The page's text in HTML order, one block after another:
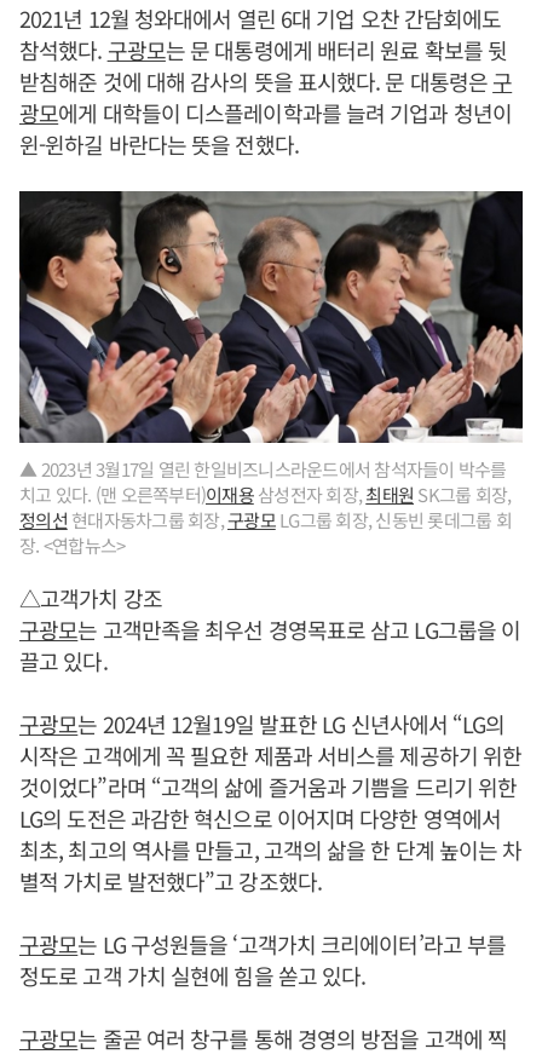
2021년 12월 청와대에서 열린 6대 기업 오찬 간담회에도
참석했다. 구광모는 문 대통령에게 배터리 원료 확보를 뒷
받침해준 것에 대해 감사의 뜻을 표시했다. 문 대통령은구
광모에게 대학들이 디스플레이학과를 늘려 기업과 청년이
윈-윈하길 바란다는 뜻을 전했다.
▲ 2023년 3월17일 열린 한일비즈니스라운드에서 참석자들이 박수를
치고 있다. (맨 오른쪽부터)이재용삼성전자 회장,최태원 SK그룹 회장,
정의선 현대자동차그룹 회장,구광모LG그룹 회장, 신동빈 롯데그룹 회
장. <연합뉴스>
△고객가치 강조
구광모는 고객만족을 최우선 경영목표로 삼고 LG그룹을 이
끌고 있다.
구광모는 2024년 12월19일 발표한 LG 신년사에서 “LG의
시작은 고객에게 꼭 필요한 제품과 서비스를 제공하기 위한
것이었다”라며 “고객의 삶에 즐거움과 기쁨을 드리기 위한
LG의 도전은 과감한 혁신으로 이어지며 다양한 영역에서
최초, 최고의 역사를 만들고, 고객의 삶을 한 단계 높이는 차
별적 가치로 발전했다”고 강조했다.
구광모는 LG 구성원들을 ‘고객가치 크리에이터’라고 부를
정도로 고객 가치 실현에 힘을 쏟고 있다.
구광모는 줄곧 여러 창구를 통해 경영의 방점을 고객에 찍